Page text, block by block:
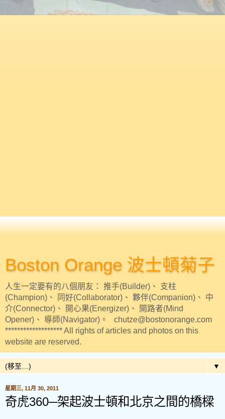
Boston Orange 波士頓菊子
人生一定要有的八個朋友： 推手(Builder)、 支柱
(Champion)、 同好(Collaborator)、 夥伴(Companion)、 中
介(Connector)、 開心果(Energizer)、 開路者(Mind
Opener)、 導師(Navigator)。 chutze@bostonorange.com
******************* All rights of articles and photos on this
website are reserved.
▼
星期三, 11月 30, 2011
奇虎360─架起波士頓和北京之間的橋樑